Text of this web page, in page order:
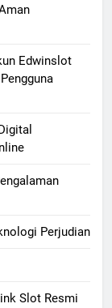
Edwinslot
Perjudian
Slot Resmi